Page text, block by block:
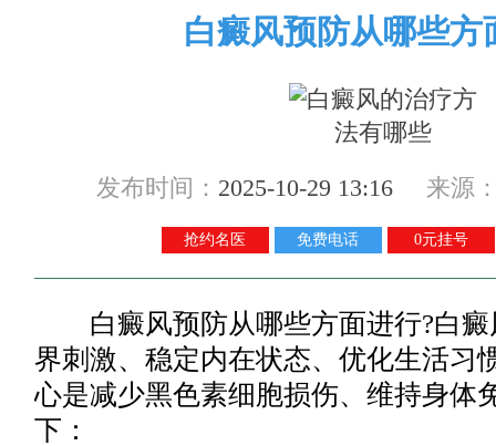
白癜风预防从哪些方
发布时间： 2025-10-29 13:16 来源
抢约名医 免费电话 0元挂号
白癜风预防从哪些方面进行?白癜
界刺激、稳定内在状态、优化生活习
心是减少黑色素细胞损伤、维持身体
下：